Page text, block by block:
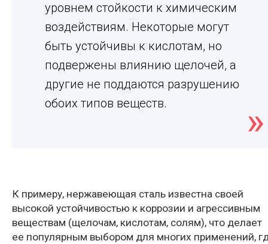
уровнем стойкости к химическим
воздействиям. Некоторые могут
быть устойчивы к кислотам, но
подвержены влиянию щелочей, а
другие не поддаются разрушению
обоих типов веществ.
К примеру, нержавеющая сталь известна своей
высокой устойчивостью к коррозии и агрессивным
веществам (щелочам, кислотам, солям), что делает
ее популярным выбором для многих применений,